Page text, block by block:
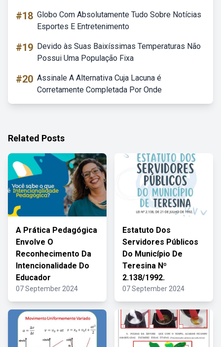
#18 Globo Com Absolutamente Tudo Sobre Notícias
Esportes E Entretenimento
#19 Devido às Suas Baixíssimas Temperaturas Não
Possui Uma População Fixa
#20 Assinale A Alternativa Cuja Lacuna é
Corretamente Completada Por Onde
Related Posts
A Prática Pedagógica
Envolve O
Reconhecimento Da
Intencionalidade Do
Educador
07 September 2024
Estatuto Dos
Servidores Públicos
Do Município De
Teresina Nº
2.138/1992.
07 September 2024